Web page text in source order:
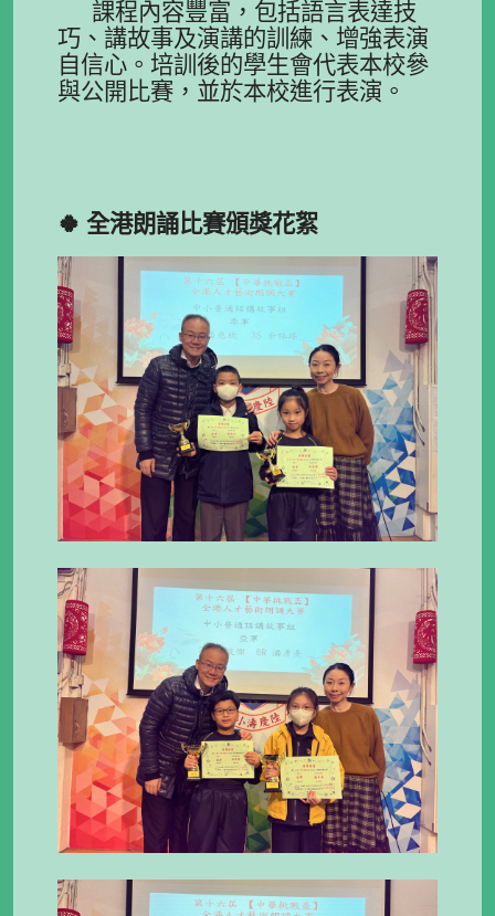
課程內容豐富，包括語言表達技
巧、講故事及演講的訓練、增強表演
自信心。培訓後的學生會代表本校參
與公開比賽，並於本校進行表演。
🍀 全港朗誦比賽頒獎花絮